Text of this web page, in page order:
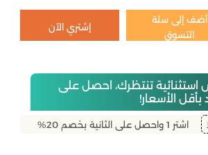
أضف إلى سلة
التسوق
إشتري الآن
تنتظرك، احصل على
بأقل الأسعار!
اشتر 1 واحصل على الثانية بخصم 20%